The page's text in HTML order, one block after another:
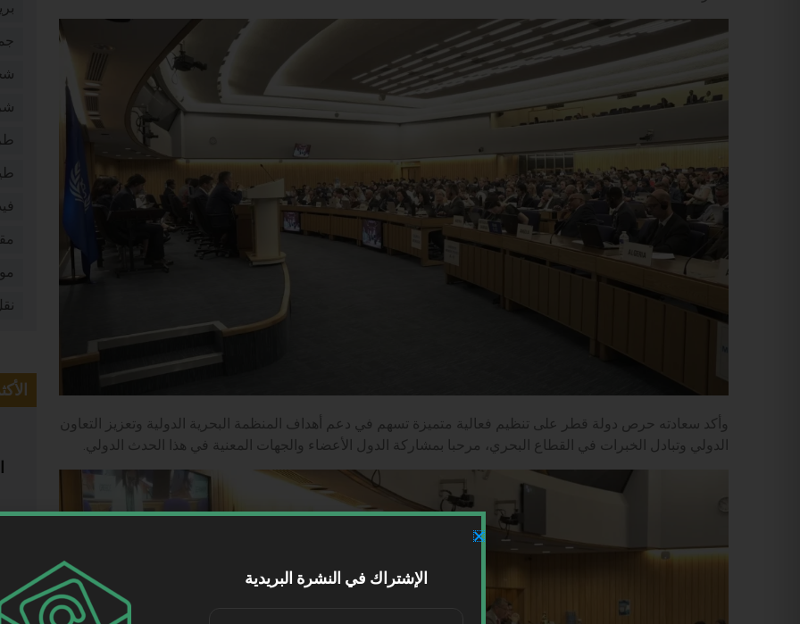
وأكد سعادته حرص دولة قطر على تنظيم فعالية متميزة تسهم في دعم أهداف المنظمة البحرية الدولية وتعزيز التعاون
الدولي وتبادل الخبرات في القطاع البحري، مرحبا بمشاركة الدول الأعضاء والجهات المعنية في هذا الحدث الدولي.
الإشتراك في النشرة البريدية